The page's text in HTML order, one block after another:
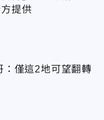
提供
：僅這2地可望翻轉